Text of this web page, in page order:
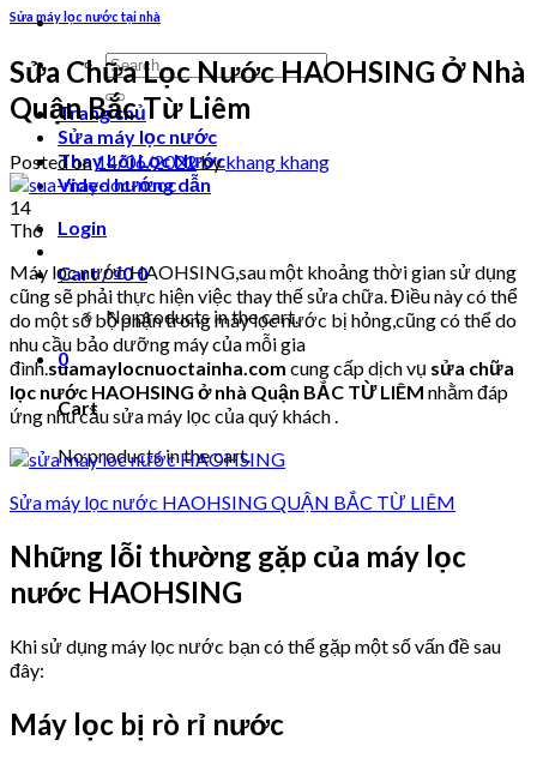
Search
for:
Trang chủ
Sửa máy lọc nước
Thay Lõi Lọc Nước
Video hướng dẫn
Login
Cart /₫00
No products in the cart.
0
Cart
No products in the cart.
Sửa máy lọc nước tại nhà
Sửa Chữa Lọc Nước HAOHSING Ở Nhà
Quận Bắc Từ Liêm
Posted on14/06/2022bykhang khang
14
Th6
Máy lọc nước HAOHSING,sau một khoảng thời gian sử dụng
cũng sẽ phải thực hiện việc thay thế sửa chữa. Điều này có thể
do một số bộ phận trong máy lọc nước bị hỏng,cũng có thể do
nhu cầu bảo dưỡng máy của mỗi gia
đình.suamaylocnuoctainha.com cung cấp dịch vụ sửa chữa
lọc nước HAOHSING ở nhà Quận BẮC TỪ LIÊM nhằm đáp
ứng nhu cầu sửa máy lọc của quý khách .
Sửa máy lọc nước HAOHSING QUẬN BẮC TỪ LIÊM
Những lỗi thường gặp của máy lọc
nước HAOHSING
Khi sử dụng máy lọc nước bạn có thể gặp một số vấn đề sau
đây:
Máy lọc bị rò rỉ nước